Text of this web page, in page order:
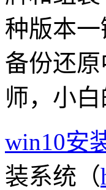
种版本
备份还
师，小白
win10安
装系统（